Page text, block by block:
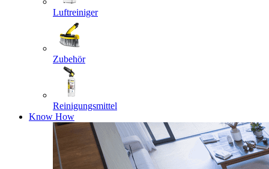
Luftreiniger
Zubehör
Reinigungsmittel
Know How